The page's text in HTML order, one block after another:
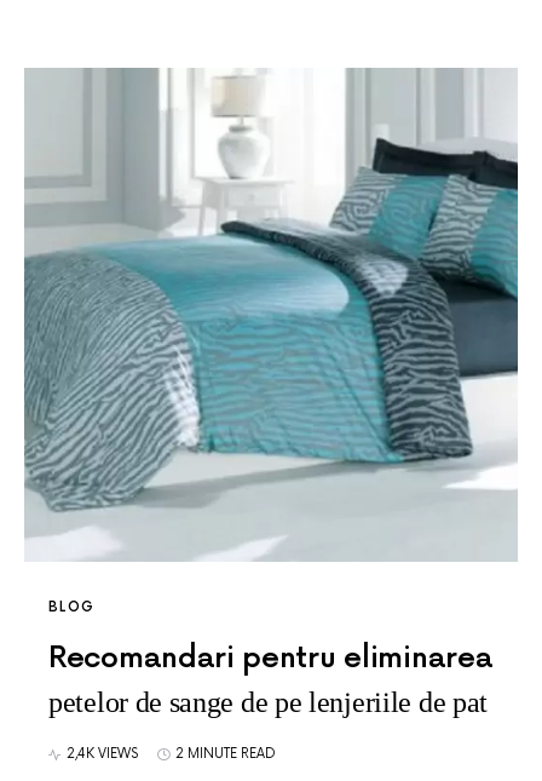
BLOG
Recomandari pentru eliminarea
petelor de sange de pe lenjeriile de pat
2,4K VIEWS 2 MINUTE READ